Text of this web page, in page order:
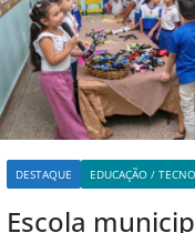
DESTAQUE EDUCAÇÃO /
Escola